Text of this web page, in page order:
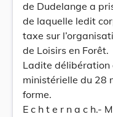
de Dudelange a
de laquelle ledit
taxe sur
de Loisirs en Forêt.
Ladite délibération
ministérielle du 28
forme.
E c h t e r n a c h.-